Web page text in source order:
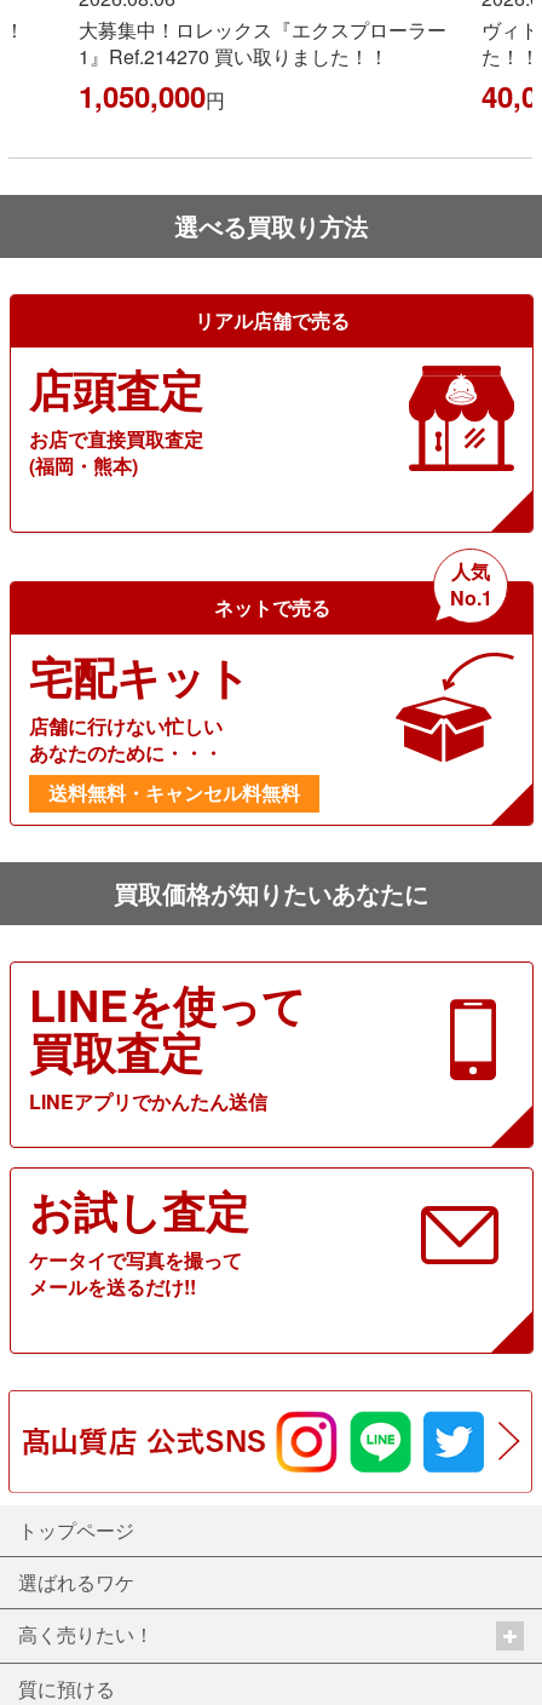
大募集中！ロレックス『エクスプローラー
1』Ref.214270 買い取りました！！
1,050,000円
ヴィ
た！
選べる買取り方法
リアル店舗で売る
店頭査定
お店で直接買取査定
(福岡・熊本)
ネットで売る
人気
No.1
宅配キット
店舗に行けない忙しい
あなたのために・・・
送料無料・キャンセル料無料
買取価格が知りたいあなたに
LINEを使って
買取査定
LINEアプリでかんたん送信
お試し査定
ケータイで写真を撮って
メールを送るだけ!!
トップページ
選ばれるワケ
高く売りたい！
質に預ける